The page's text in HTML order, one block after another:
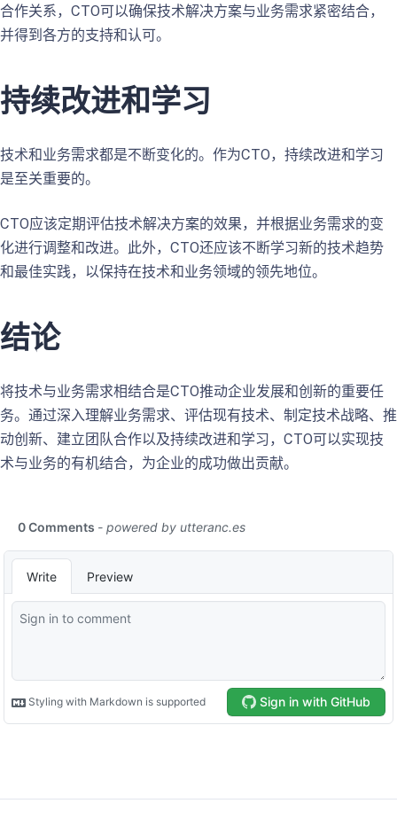
合作关系，CTO可以确保技术解决方案与业务需求紧密结合，
并得到各方的支持和认可。
持续改进和学习
技术和业务需求都是不断变化的。作为CTO，持续改进和学习
是至关重要的。
CTO应该定期评估技术解决方案的效果，并根据业务需求的变
化进行调整和改进。此外，CTO还应该不断学习新的技术趋势
和最佳实践，以保持在技术和业务领域的领先地位。
结论
将技术与业务需求相结合是CTO推动企业发展和创新的重要任
务。通过深入理解业务需求、评估现有技术、制定技术战略、推
动创新、建立团队合作以及持续改进和学习，CTO可以实现技
术与业务的有机结合，为企业的成功做出贡献。